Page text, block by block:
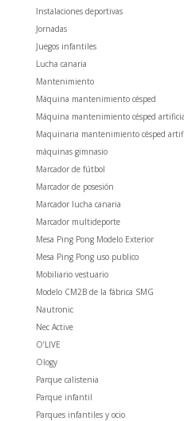
Instalaciones deportivas
Jornadas
Juegos infantiles
Lucha canaria
Mantenimiento
Máquina mantenimiento césped
Máquina mantenimiento césped
Maquinaria mantenimiento césped
máquinas gimnasio
Marcador de fútbol
Marcador de posesión
Marcador lucha canaria
Marcador multideporte
Mesa Ping Pong Modelo Exterior
Mesa Ping Pong uso publico
Mobiliario vestuario
Modelo CM2B de la fábrica SMG
Nautronic
Nec Active
O’LIVE
Ology
Parque calistenia
Parque infantil
Parques infantiles y ocio